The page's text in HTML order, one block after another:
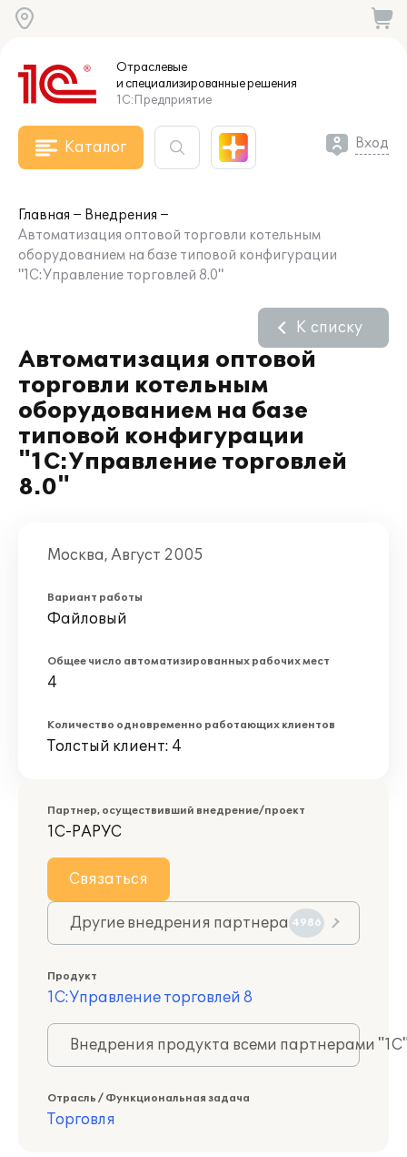
Отраслевые
и специализированныерешения
1С:Предприятие
Каталог Вход
Главная
Внедрения
Автоматизация оптовой торговли котельным
оборудованием на базе типовой конфигурации
"1С:Управление торговлей 8.0"
Автоматизация оптовой
торговли котельным
оборудованием на базе
типовой конфигурации
"1С:Управление торговлей
8.0"
К списку
Москва, Август 2005
Вариант работы
Файловый
Общее число автоматизированных рабочих мест
4
Количество одновременно работающих клиентов
Толстый клиент: 4
Партнер, осуществивший внедрение/проект
1С-РАРУС
Связаться
Другие внедрения партнера 4986
Продукт
1С:Управление торговлей 8
Внедрения продукта всеми партнерами
Отрасль / Функциональная задача
Торговля